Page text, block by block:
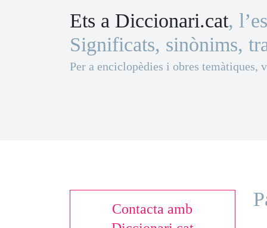
Ets a Diccionari.cat,
Significats, sinònims,
Per a enciclopèdies i obres temàtiques,
Contacta amb